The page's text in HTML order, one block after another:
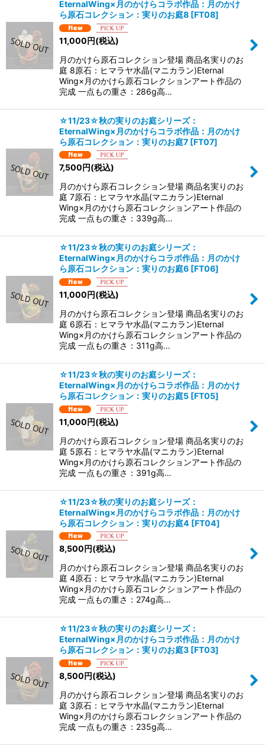
EternalWing×月のかけらコラボ作品：月のかけ
ら原石コレクション：実りのお庭8 [FT08]
11,000円(税込)
月のかけら原石コレクション登場 商品名実りのお
庭 8原石：ヒマラヤ水晶(マニカラン)Eternal
Wing×月のかけら原石コレクションアート作品の
完成 一点もの重さ：286g高…
☆11/23☆秋の実りのお庭シリーズ：
EternalWing×月のかけらコラボ作品：月のかけ
ら原石コレクション：実りのお庭7 [FT07]
7,500円(税込)
月のかけら原石コレクション登場 商品名実りのお
庭 7原石：ヒマラヤ水晶(マニカラン)Eternal
Wing×月のかけら原石コレクションアート作品の
完成 一点もの重さ：339g高…
☆11/23☆秋の実りのお庭シリーズ：
EternalWing×月のかけらコラボ作品：月のかけ
ら原石コレクション：実りのお庭6 [FT06]
11,000円(税込)
月のかけら原石コレクション登場 商品名実りのお
庭 6原石：ヒマラヤ水晶(マニカラン)Eternal
Wing×月のかけら原石コレクションアート作品の
完成 一点もの重さ：311g高…
☆11/23☆秋の実りのお庭シリーズ：
EternalWing×月のかけらコラボ作品：月のかけ
ら原石コレクション：実りのお庭5 [FT05]
11,000円(税込)
月のかけら原石コレクション登場 商品名実りのお
庭 5原石：ヒマラヤ水晶(マニカラン)Eternal
Wing×月のかけら原石コレクションアート作品の
完成 一点もの重さ：391g高…
☆11/23☆秋の実りのお庭シリーズ：
EternalWing×月のかけらコラボ作品：月のかけ
ら原石コレクション：実りのお庭4 [FT04]
8,500円(税込)
月のかけら原石コレクション登場 商品名実りのお
庭 4原石：ヒマラヤ水晶(マニカラン)Eternal
Wing×月のかけら原石コレクションアート作品の
完成 一点もの重さ：274g高…
☆11/23☆秋の実りのお庭シリーズ：
EternalWing×月のかけらコラボ作品：月のかけ
ら原石コレクション：実りのお庭3 [FT03]
8,500円(税込)
月のかけら原石コレクション登場 商品名実りのお
庭 3原石：ヒマラヤ水晶(マニカラン)Eternal
Wing×月のかけら原石コレクションアート作品の
完成 一点もの重さ：235g高…